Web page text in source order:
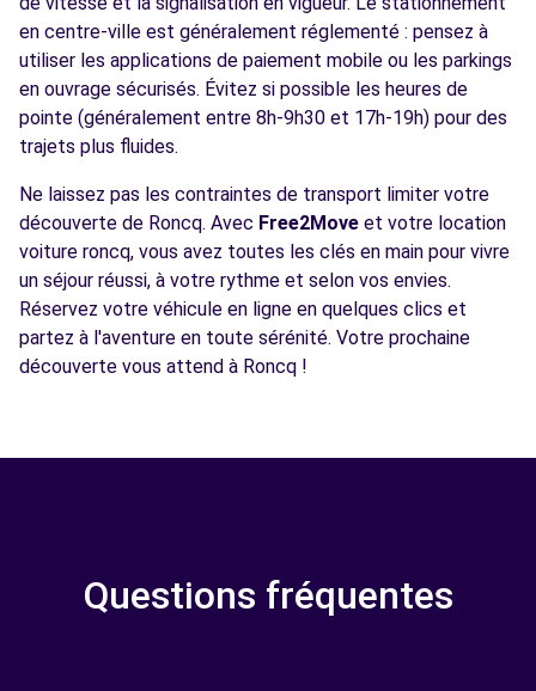
en centre-ville est généralement réglementé : pensez à
utiliser les applications de paiement mobile ou les parkings
en ouvrage sécurisés. Évitez si possible les heures de
pointe (généralement entre 8h-9h30 et 17h-19h) pour des
trajets plus fluides.
Ne laissez pas les contraintes de transport limiter votre
découverte de Roncq. Avec Free2Move et votre location
voiture roncq, vous avez toutes les clés en main pour vivre
un séjour réussi, à votre rythme et selon vos envies.
Réservez votre véhicule en ligne en quelques clics et
partez à l'aventure en toute sérénité. Votre prochaine
découverte vous attend à Roncq !
Questions fréquentes